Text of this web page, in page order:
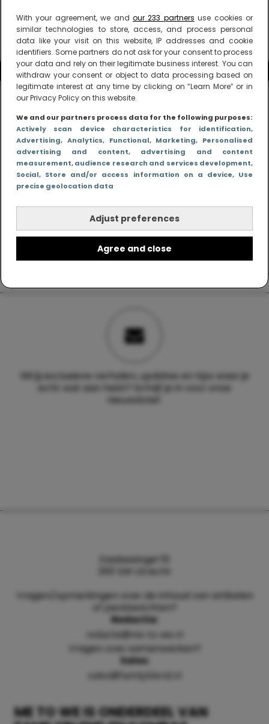
With your agreement, we and our 233 partners use cookies or
similar technologies to store, access, and process personal
data like your visit on this website, IP addresses and cookie
identifiers. Some partners do not ask for your consent to process
your data and rely on their legitimate business interest. You can
withdraw your consent or object to data processing based on
legitimate interest at any time by clicking on “Learn More” or in
our Privacy Policy on this website.
We and our partners process data for the following purposes:
Actively scan device characteristics for identification,
Advertising, Analytics, Functional, Marketing, Personalised
advertising and content, advertising and content
measurement, audience research and services development,
Social, Store and/or access information on a device, Use
precise geolocation data
Adjust preferences
Agree and close
Wil jij exclusieve verhalen, updates en tips waar je
echt wat aan hebt? Schrijf je in voor onze
nieuwsbrief.
ME TO WE IS ONDERDEEL VAN
Daalsesingel 51
3511 SW Utrecht
Vragen/opmerkingen over de inhoud van artikelen
of persberichten?
Redactie:
redactie@me-to-we.nl
Vragen over samenwerken?
Sales:
sales@familyblend.nl